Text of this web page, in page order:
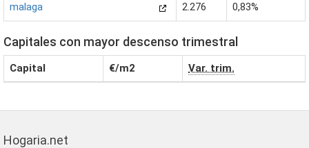
malaga 2.276 0,83%
Capitales con mayor descenso trimestral
Capital €/m2 Var. trim.
Hogaria.net